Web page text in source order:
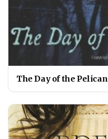
The Day of the Pelican